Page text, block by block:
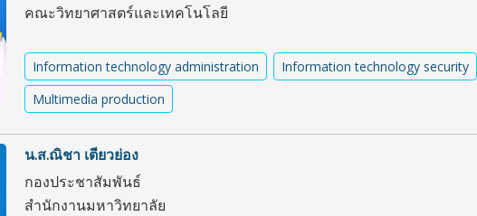
คณะวิทยาศาสตร์และเทคโนโลยี
Information technology administration Information technology security
Multimedia production
น.ส.ณิชา เตียวย่อง
กองประชาสัมพันธ์
สำนักงานมหาวิทยาลัย